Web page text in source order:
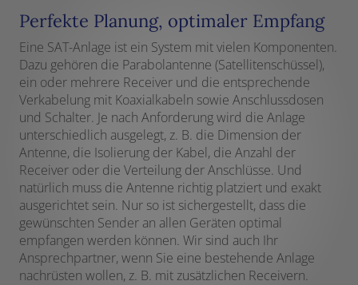
Perfekte Planung, optimaler Empfang
Eine SAT-Anlage ist ein System mit vielen Komponenten.
Dazu gehören die Parabolantenne (Satellitenschüssel),
ein oder mehrere Receiver und die entsprechende
Verkabelung mit Koaxialkabeln sowie Anschlussdosen
und Schalter. Je nach Anforderung wird die Anlage
unterschiedlich ausgelegt, z. B. die Dimension der
Antenne, die Isolierung der Kabel, die Anzahl der
Receiver oder die Verteilung der Anschlüsse. Und
natürlich muss die Antenne richtig platziert und exakt
ausgerichtet sein. Nur so ist sichergestellt, dass die
gewünschten Sender an allen Geräten optimal
empfangen werden können. Wir sind auch Ihr
Ansprechpartner, wenn Sie eine bestehende Anlage
nachrüsten wollen, z. B. mit zusätzlichen Receivern.